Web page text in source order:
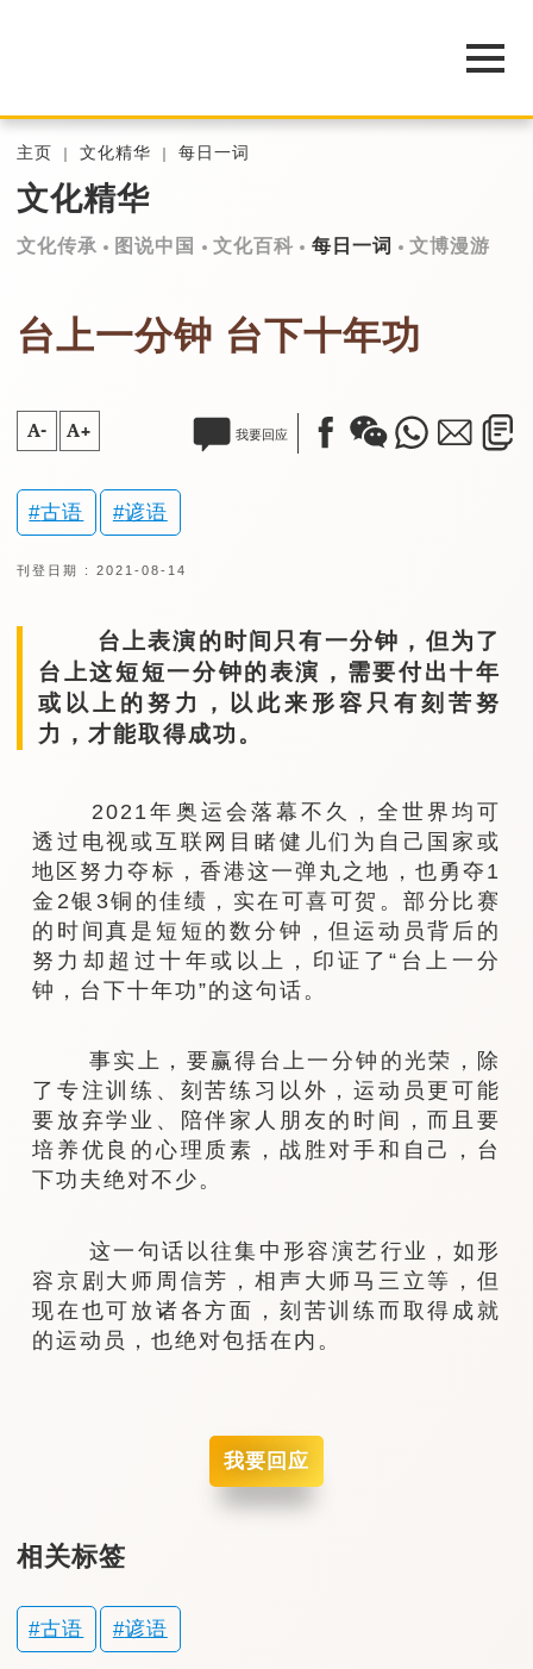
主页 文化精华 每日一词
文化精华
文化传承 图说中国 文化百科 每日一词 文博漫游
台上一分钟 台下十年功
A- A+ 我要回应
古语 谚语
刊登日期 : 2021-08-14
台上表演的时间只有一分钟，但为了
台上这短短一分钟的表演，需要付出十年
或以上的努力，以此来形容只有刻苦努
力，才能取得成功。
2021年奥运会落幕不久，全世界均可
透过电视或互联网目睹健儿们为自己国家或
地区努力夺标，香港这一弹丸之地，也勇夺1
金2银3铜的佳绩，实在可喜可贺。部分比赛
的时间真是短短的数分钟，但运动员背后的
努力却超过十年或以上，印证了“台上一分
钟，台下十年功”的这句话。
事实上，要赢得台上一分钟的光荣，除
了专注训练、刻苦练习以外，运动员更可能
要放弃学业、陪伴家人朋友的时间，而且要
培养优良的心理质素，战胜对手和自己，台
下功夫绝对不少。
这一句话以往集中形容演艺行业，如形
容京剧大师周信芳，相声大师马三立等，但
现在也可放诸各方面，刻苦训练而取得成就
的运动员，也绝对包括在内。
我要回应
相关标签
古语 谚语